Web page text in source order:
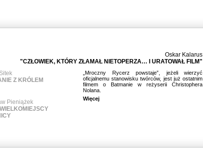
Oskar Kalarus
"CZŁOWIEK, KTÓRY ZŁAMAŁ NIETOPERZA… I URATOWAŁ FILM"
Z KRÓLEM
Pieniążek
„Mroczny Rycerz powstaje”, jeżeli wierzyć
oficjalnemu stanowisku twórców, jest już ostatnim
filmem o Batmanie w reżyserii Christophera
Nolana.
Więcej